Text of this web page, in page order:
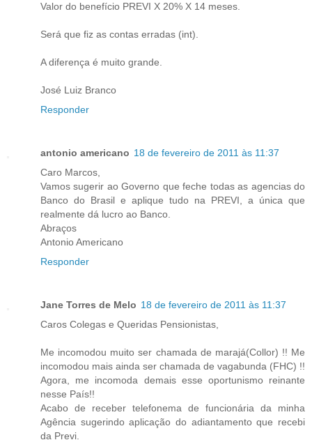
Valor do benefício PREVI X 20% X 14 meses.
Será que fiz as contas erradas (int).
A diferença é muito grande.
José Luiz Branco
Responder
antonio americano 18 de fevereiro de 2011 às 11:37
Caro Marcos,
Vamos sugerir ao Governo que feche todas as agencias do
Banco do Brasil e aplique tudo na PREVI, a única que
realmente dá lucro ao Banco.
Abraços
Antonio Americano
Responder
Jane Torres de Melo 18 de fevereiro de 2011 às 11:37
Caros Colegas e Queridas Pensionistas,
Me incomodou muito ser chamada de marajá(Collor) !! Me
incomodou mais ainda ser chamada de vagabunda (FHC) !!
Agora, me incomoda demais esse oportunismo reinante
nesse País!!
Acabo de receber telefonema de funcionária da minha
Agência sugerindo aplicação do adiantamento que recebi
da Previ.